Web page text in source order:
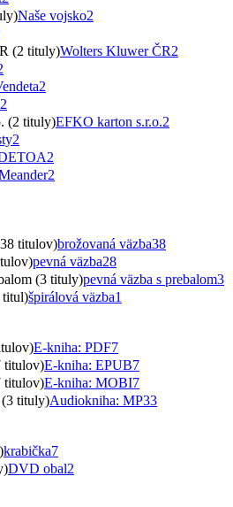
Naše vojsko2
(2 tituly)Wolters Kluwer ČR2
2
2
(2 tituly)EFKO karton s.r.o.2
2
2
2
titulov)brožovaná väzba38
pevná väzba28
(3 tituly)pevná väzba s prebalom3
titul)špirálová väzba1
E-kniha: PDF7
titulov)E-kniha: EPUB7
titulov)E-kniha: MOBI7
tituly)Audiokniha: MP33
krabička7
DVD obal2